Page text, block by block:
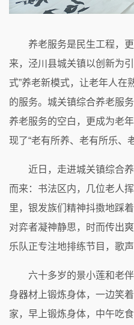
养老服务是民生工程，
来，泾川县城关镇以创新为
式”养老新模式，让老年人在
的服务。城关镇综合养老服
养老服务的空白，更成为老
现了“老有所养、老有所乐、
近日，走进城关镇综合
而来：书法区内，几位老人
里，银发族们精神抖擞地踩
对弈者凝神静思，时而传出
乐队正专注地排练节目，歌声
六十多岁的景小莲和老
身器材上锻炼身体，一边笑
家，早上锻炼身体，中午吃